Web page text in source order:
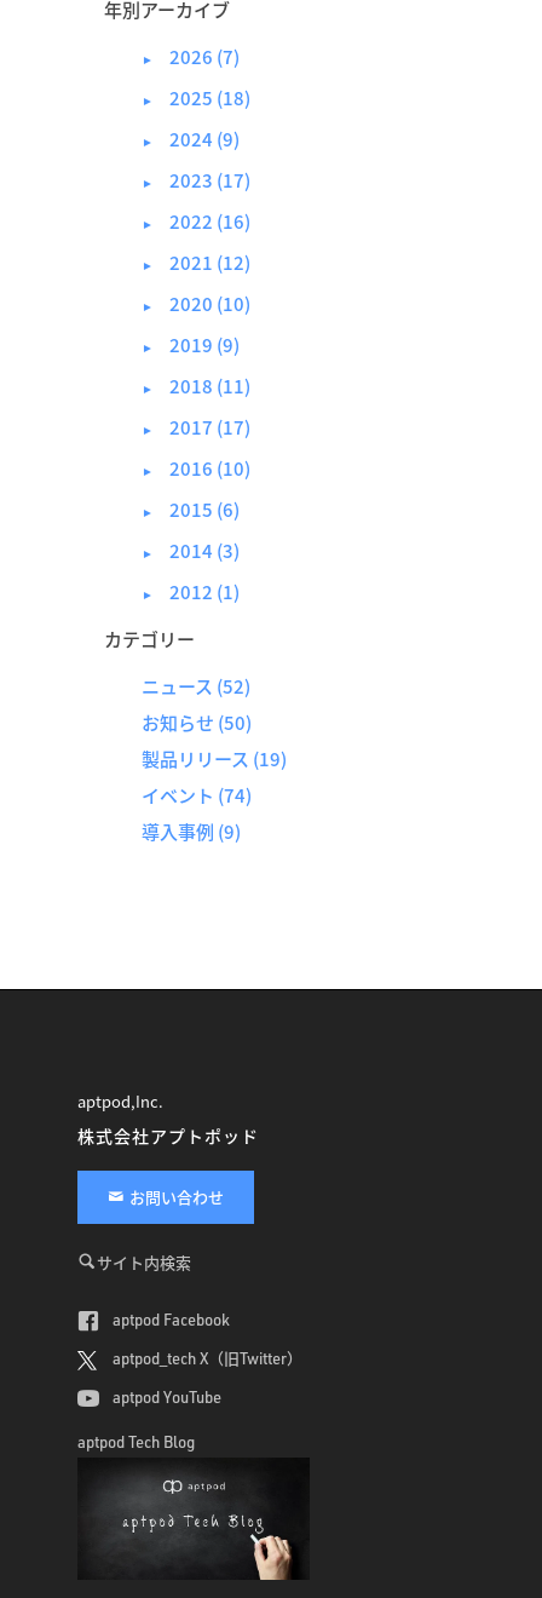
年別アーカイブ
► 2026 (7)
► 2025 (18)
► 2024 (9)
► 2023 (17)
► 2022 (16)
► 2021 (12)
► 2020 (10)
► 2019 (9)
► 2018 (11)
► 2017 (17)
► 2016 (10)
► 2015 (6)
► 2014 (3)
► 2012 (1)
カテゴリー
ニュース (52)
お知らせ (50)
製品リリース (19)
イベント (74)
導入事例 (9)
aptpod,Inc.
株式会社アプトポッド
お問い合わせ
サイト内検索
aptpod Facebook
aptpod_tech X（旧Twitter）
aptpod YouTube
aptpod Tech Blog